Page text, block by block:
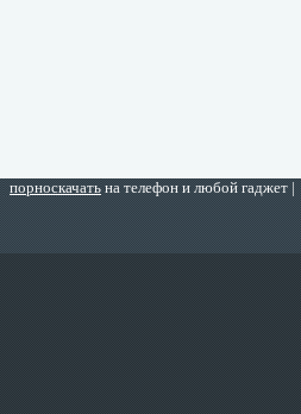
порноскачать на телефон и любой гаджет |